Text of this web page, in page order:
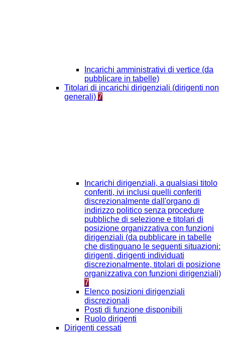
Incarichi amministrativi di vertice (da
pubblicare in tabelle)
Titolari di incarichi dirigenziali (dirigenti non
generali) 7
Incarichi dirigenziali, a qualsiasi titolo
conferiti, ivi inclusi quelli conferiti
discrezionalmente dall'organo di
indirizzo politico senza procedure
pubbliche di selezione e titolari di
posizione organizzativa con funzioni
dirigenziali (da pubblicare in tabelle
che distinguano le seguenti situazioni:
dirigenti, dirigenti individuati
discrezionalmente, titolari di posizione
organizzativa con funzioni dirigenziali)
7
Elenco posizioni dirigenziali
discrezionali
Posti di funzione disponibili
Ruolo dirigenti
Dirigenti cessati